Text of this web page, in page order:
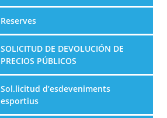
Reserves
SOLICITUD DE DEVOLUCIÓN DE
PRECIOS PÚBLICOS
Sol.licitud d’esdeveniments
esportius